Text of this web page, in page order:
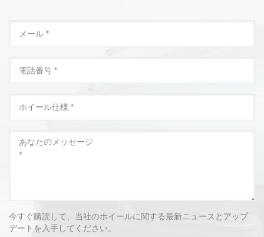
今すぐ購読して、当社のホイールに関する最新ニュースとアップ
デートを入手してください。